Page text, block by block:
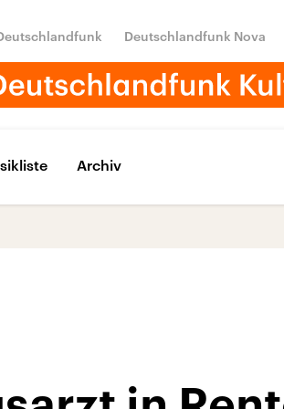
Deutschlandfunk Nova
Archiv